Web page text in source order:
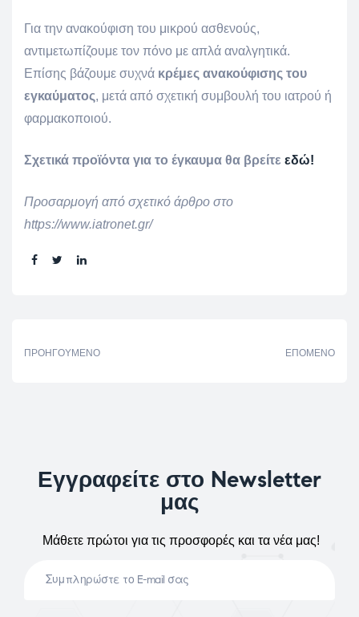
Για την ανακούφιση του μικρού ασθενούς,
αντιμετωπίζουμε τον πόνο με απλά αναλγητικά.
Επίσης βάζουμε συχνά κρέμες ανακούφισης του
εγκαύματος, μετά από σχετική συμβουλή του ιατρού ή
φαρμακοποιού.
Σχετικά προϊόντα για το έγκαυμα θα βρείτε εδώ!
Προσαρμογή από σχετικό άρθρο στο
https://www.iatronet.gr/
Share:
ΠΡΟΗΓΟΎΜΕΝΟ ΕΠΌΜΕΝΟ
Εγγραφείτε στο Newsletter
μας
Μάθετε πρώτοι για τις προσφορές και τα νέα μας!